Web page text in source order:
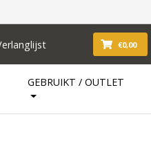
€0,00
GEBRUIKT / OUTLET